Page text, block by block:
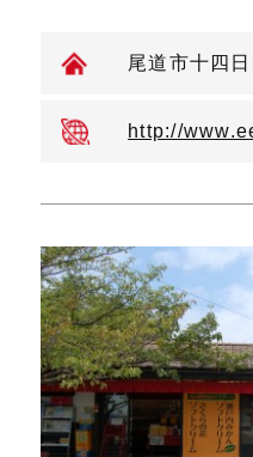
尾道市十四
http://